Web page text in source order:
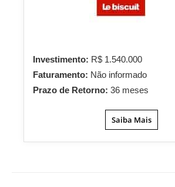
Investimento: R$ 1.540.000
Faturamento: Não informado
Prazo de Retorno: 36 meses
Saiba Mais